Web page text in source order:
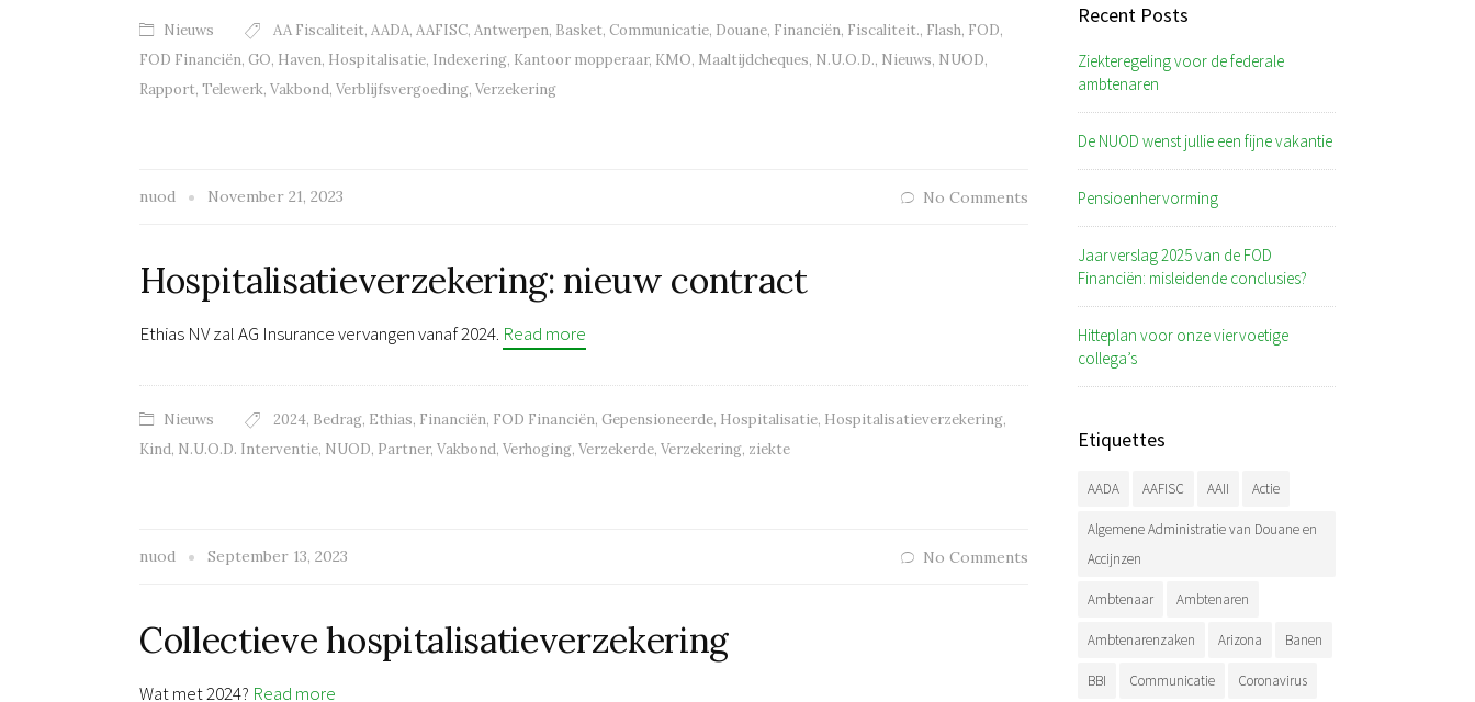
Nieuws AA Fiscaliteit, AADA, AAFISC, Antwerpen, Basket, Communicatie, Douane, Financiën, Fiscaliteit., Flash, FOD,
FOD Financiën, GO, Haven, Hospitalisatie, Indexering, Kantoor mopperaar, KMO, Maaltijdcheques, N.U.O.D., Nieuws, NUOD,
Rapport, Telewerk, Vakbond, Verblijfsvergoeding, Verzekering
nuod November 21, 2023 No Comments
Hospitalisatieverzekering: nieuw contract
Ethias NV zal AG Insurance vervangen vanaf 2024. Read more
Nieuws 2024, Bedrag, Ethias, Financiën, FOD Financiën, Gepensioneerde, Hospitalisatie, Hospitalisatieverzekering,
Kind, N.U.O.D. Interventie, NUOD, Partner, Vakbond, Verhoging, Verzekerde, Verzekering, ziekte
nuod September 13, 2023 No Comments
Collectieve hospitalisatieverzekering
Wat met 2024? Read more
Recent Posts
Ziekteregeling voor de federale
ambtenaren
De NUOD wenst jullie een fijne vakantie
Pensioenhervorming
Jaarverslag 2025 van de FOD
Financiën: misleidende conclusies?
Hitteplan voor onze viervoetige
collega’s
Etiquettes
AADA AAFISC AAII Actie
Algemene Administratie van Douane en
Accijnzen
Ambtenaar Ambtenaren
Ambtenarenzaken Arizona Banen
BBI Communicatie Coronavirus